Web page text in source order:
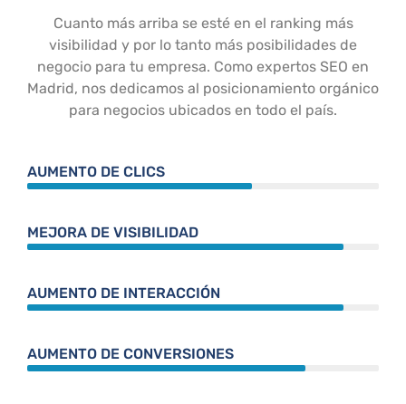
Cuanto más arriba se esté en el ranking más
visibilidad y por lo tanto más posibilidades de
negocio para tu empresa. Como expertos SEO en
Madrid, nos dedicamos al posicionamiento orgánico
para negocios ubicados en todo el país.
AUMENTO DE CLICS
MEJORA DE VISIBILIDAD
AUMENTO DE INTERACCIÓN
AUMENTO DE CONVERSIONES